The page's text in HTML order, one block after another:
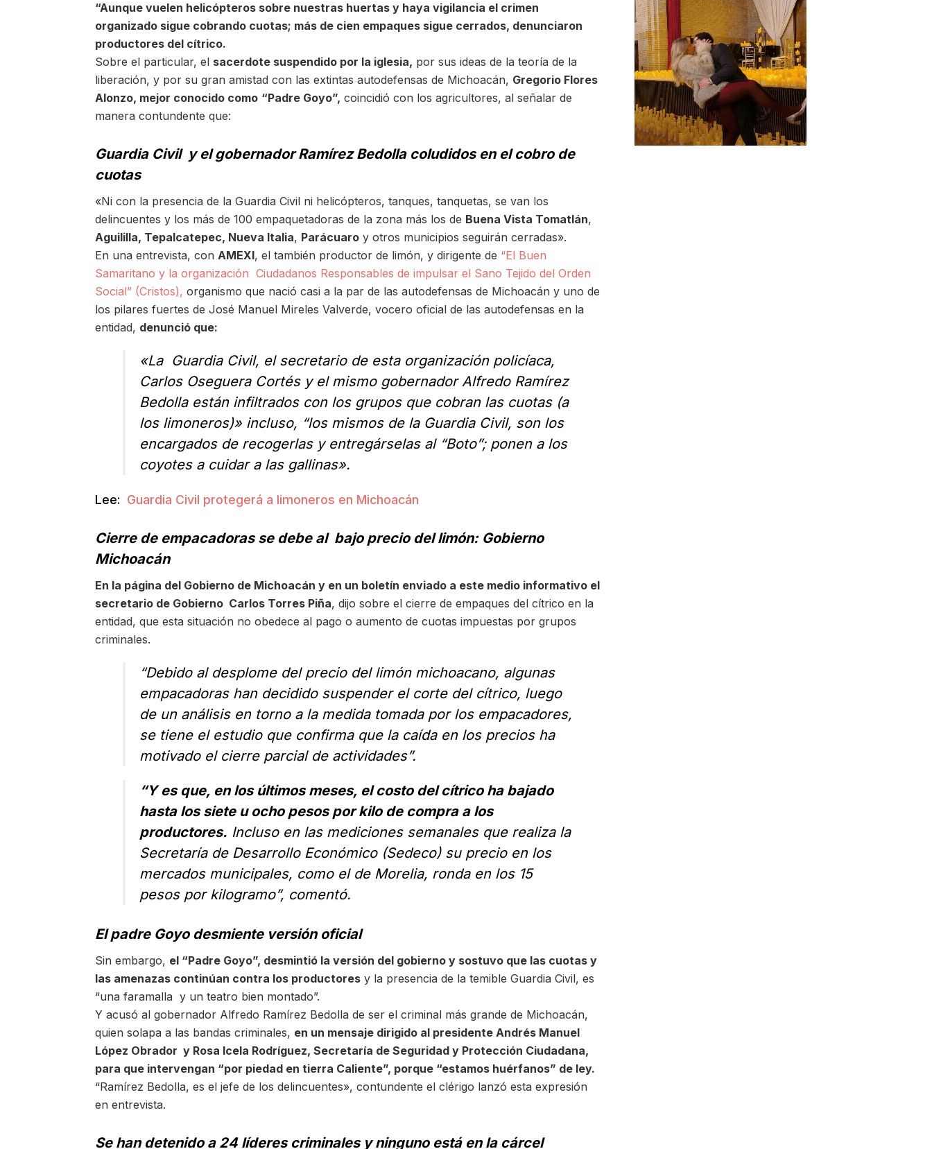
“Aunque vuelen helicópteros sobre nuestras huertas y haya vigilancia el crimen
organizado sigue cobrando cuotas; más de cien empaques sigue cerrados, denunciaron
productores del cítrico.
Sobre el particular, el sacerdote suspendido por la iglesia, por sus ideas de la teoría de la
liberación, y por su gran amistad con las extintas autodefensas de Michoacán, Gregorio Flores
Alonzo, mejor conocido como “Padre Goyo”, coincidió con los agricultores, al señalar de
manera contundente que:
Guardia Civil y el gobernador Ramírez Bedolla coludidos en el cobro de
cuotas
«Ni con la presencia de la Guardia Civil ni helicópteros, tanques, tanquetas, se van los
delincuentes y los más de 100 empaquetadoras de la zona más los de Buena Vista Tomatlán,
Aguililla, Tepalcatepec, Nueva Italia, Parácuaro y otros municipios seguirán cerradas».
En una entrevista, con AMEXI, el también productor de limón, y dirigente de “El Buen
Samaritano y la organización Ciudadanos Responsables de impulsar el Sano Tejido del Orden
Social” (Cristos), organismo que nació casi a la par de las autodefensas de Michoacán y uno de
los pilares fuertes de José Manuel Mireles Valverde, vocero oficial de las autodefensas en la
entidad, denunció que:
«La Guardia Civil, el secretario de esta organización policíaca,
Carlos Oseguera Cortés y el mismo gobernador Alfredo Ramírez
Bedolla están infiltrados con los grupos que cobran las cuotas (a
los limoneros)» incluso, “los mismos de la Guardia Civil, son los
encargados de recogerlas y entregárselas al “Boto”; ponen a los
coyotes a cuidar a las gallinas».
Lee: Guardia Civil protegerá a limoneros en Michoacán
Cierre de empacadoras se debe al bajo precio del limón: Gobierno
Michoacán
En la página del Gobierno de Michoacán y en un boletín enviado a este medio informativo el
secretario de Gobierno Carlos Torres Piña, dijo sobre el cierre de empaques del cítrico en la
entidad, que esta situación no obedece al pago o aumento de cuotas impuestas por grupos
criminales.
“Debido al desplome del precio del limón michoacano, algunas
empacadoras han decidido suspender el corte del cítrico, luego
de un análisis en torno a la medida tomada por los empacadores,
se tiene el estudio que confirma que la caída en los precios ha
motivado el cierre parcial de actividades”.
“Y es que, en los últimos meses, el costo del cítrico ha bajado
hasta los siete u ocho pesos por kilo de compra a los
productores. Incluso en las mediciones semanales que realiza la
Secretaría de Desarrollo Económico (Sedeco)su precio en los
mercados municipales, como el de Morelia, ronda en los 15
pesos por kilogramo”, comentó.
El padre Goyo desmiente versión oficial
Sin embargo, el “Padre Goyo”, desmintió la versión del gobierno y sostuvo que las cuotas y
las amenazas continúan contra los productores y la presencia de la temible Guardia Civil, es
“una faramalla y un teatro bien montado”.
Y acusó al gobernador Alfredo Ramírez Bedolla de ser el criminal más grande de Michoacán,
quien solapa a las bandas criminales, en un mensaje dirigido al presidente Andrés Manuel
López Obrador y Rosa Icela Rodríguez, Secretaría de Seguridad y Protección Ciudadana,
para que intervengan “por piedad en tierra Caliente”, porque “estamos huérfanos” de ley.
“Ramírez Bedolla, es el jefe de los delincuentes», contundente el clérigo lanzó esta expresión
en entrevista.
Se han detenido a 24 líderes criminales y ninguno está en la cárcel